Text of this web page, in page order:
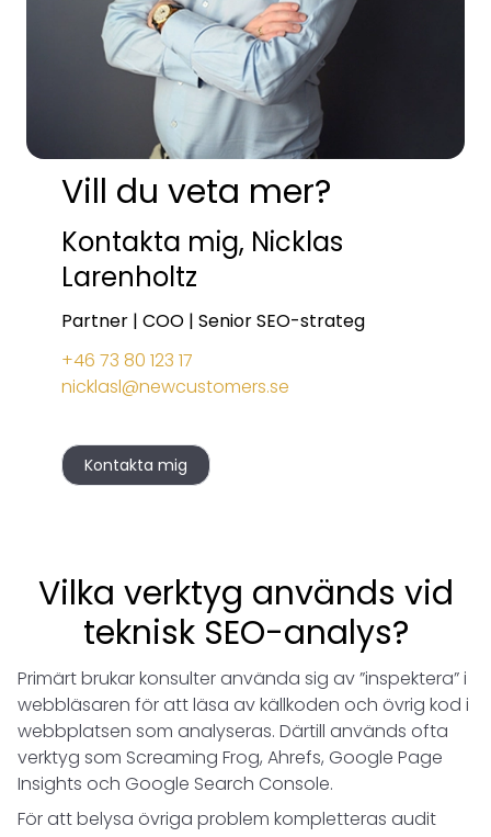
Vill du veta mer?
Kontakta mig, Nicklas
Larenholtz
Partner | COO | Senior SEO-strateg
+46 73 80 123 17
nicklasl@newcustomers.se
Kontakta mig
Vilka verktyg används vid
teknisk SEO-analys?
Primärt brukar konsulter använda sig av ”inspektera” i
webbläsaren för att läsa av källkoden och övrig kod i
webbplatsen som analyseras. Därtill används ofta
verktyg som Screaming Frog, Ahrefs, Google Page
Insights och Google Search Console.
För att belysa övriga problem kompletteras audit